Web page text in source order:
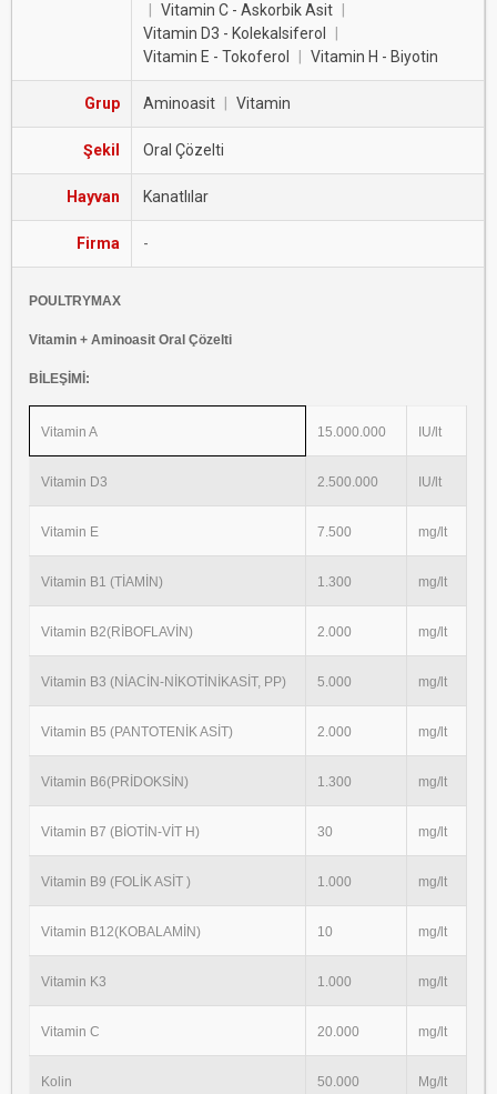
Vitamin C - Askorbik Asit
Vitamin D3 - Kolekalsiferol
Vitamin E - Tokoferol
Vitamin H - Biyotin
Grup Aminoasit Vitamin
Şekil Oral Çözelti
Hayvan Kanatlılar
Firma -
POULTRYMAX
Vitamin + Aminoasit Oral Çözelti
BİLEŞİMİ:
Vitamin A 15.000.000 IU/lt
Vitamin D3 2.500.000 IU/lt
Vitamin E 7.500 mg/lt
Vitamin B1 (TİAMİN) 1.300 mg/lt
Vitamin B2(RİBOFLAVİN) 2.000 mg/lt
Vitamin B3 (NİACİN-NİKOTİNİKASİT, PP) 5.000 mg/lt
Vitamin B5 (PANTOTENİK ASİT) 2.000 mg/lt
Vitamin B6(PRİDOKSİN) 1.300 mg/lt
Vitamin B7 (BİOTİN-VİT H) 30 mg/lt
Vitamin B9 (FOLİK ASİT ) 1.000 mg/lt
Vitamin B12(KOBALAMİN) 10 mg/lt
Vitamin K3 1.000 mg/lt
Vitamin C 20.000 mg/lt
Kolin 50.000 Mg/lt